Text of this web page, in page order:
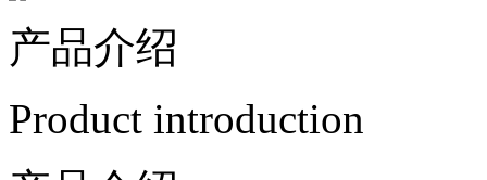
产品介绍
Product introduction